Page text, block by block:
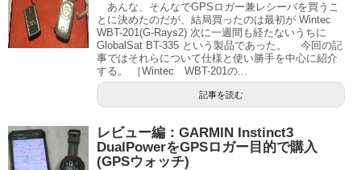
あんな、そんなでGPSロガー兼レシーバを買うこ
とに決めたのだが、結局買ったのは最初が Wintec
WBT-201(G-Rays2) 次に一週間も経たないうちに
GlobalSat BT-335 という製品であった。 今回の記
事ではそれらについて仕様と使い勝手を中心に紹介
する。 ［Wintec WBT-201の...
記事を読む
レビュー編：GARMIN Instinct3
DualPowerをGPSロガー目的で購入
(GPSウォッチ)